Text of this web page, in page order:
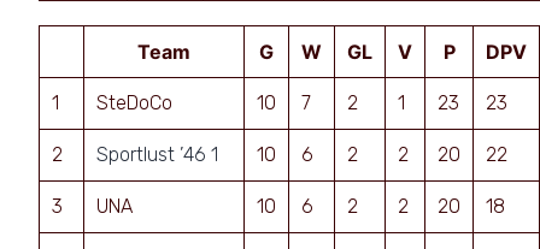
Team G W GL V P DPV
1 SteDoCo 10 7 2 1 23 23
2 Sportlust ’46 1 10 6 2 2 20 22
3 UNA 10 6 2 2 20 18